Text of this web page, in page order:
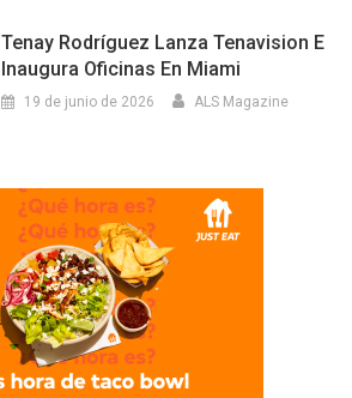
Tenay Rodríguez Lanza Tenavision E
Inaugura Oficinas En Miami
19 de junio de 2026 ALS Magazine